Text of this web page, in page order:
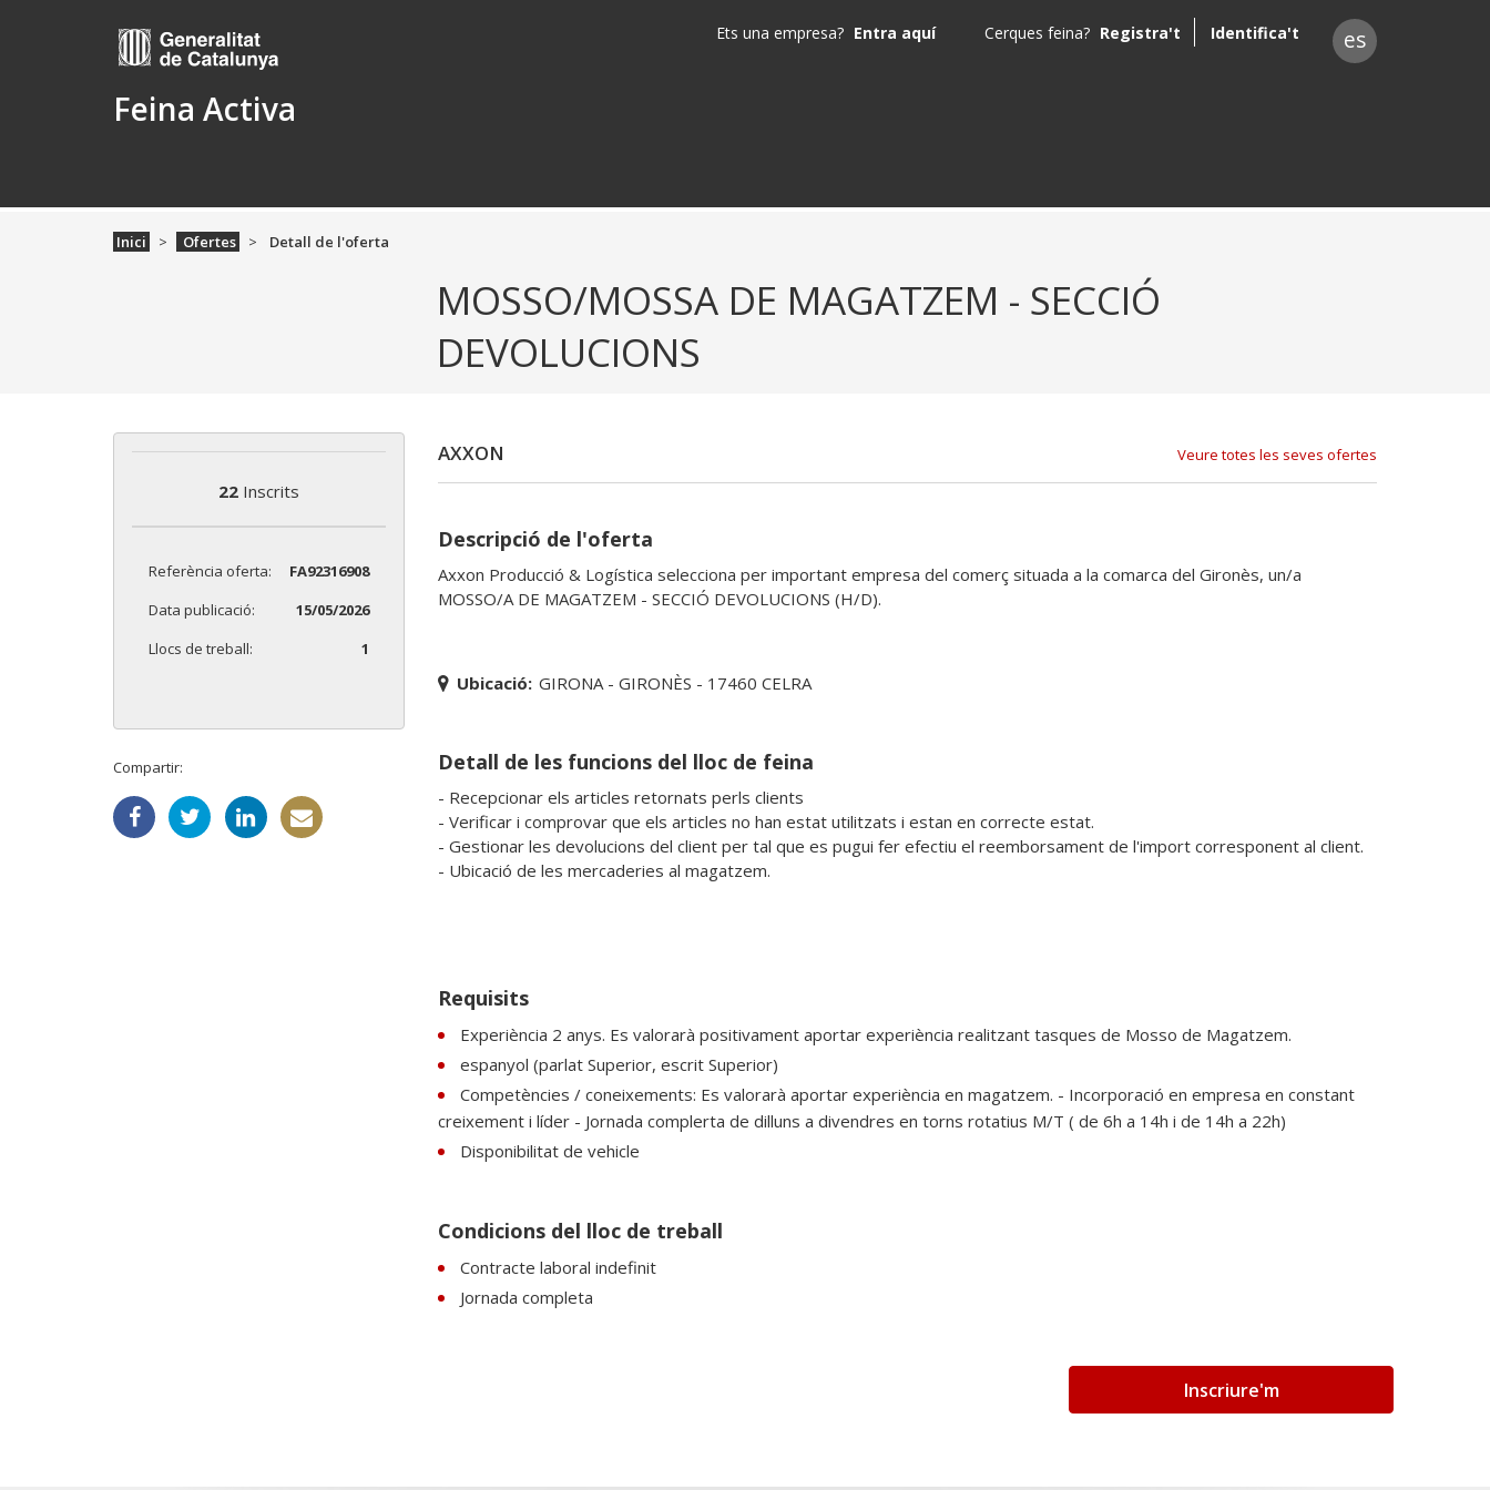
Feina Activa
Ets una empresa? Entra aquí Cerques feina? Registra't Identifica't es
Inici Ofertes Detall de l'oferta
MOSSO/MOSSA DE MAGATZEM - SECCIÓ
DEVOLUCIONS
22Inscrits
Referència oferta:
FA92316908
Data publicació:
15/05/2026
Llocs de treball:
1
Compartir:
AXXON Veure totes les seves ofertes
Descripció de l'oferta
Axxon Producció & Logística selecciona per important empresa del comerç situada a la comarca del Gironès, un/a
MOSSO/A DE MAGATZEM - SECCIÓ DEVOLUCIONS (H/D).
Ubicació: GIRONA - GIRONÈS - 17460 CELRA
Detall de les funcions del lloc de feina
- Recepcionar els articles retornats perls clients
- Verificar i comprovar que els articles no han estat utilitzats i estan en correcte estat.
- Gestionar les devolucions del client per tal que es pugui fer efectiu el reemborsament de l'import corresponent al client.
- Ubicació de les mercaderies al magatzem.
Requisits
Experiència 2 anys. Es valorarà positivament aportar experiència realitzant tasques de Mosso de Magatzem.
espanyol (parlat Superior, escrit Superior)
Competències / coneixements: Es valorarà aportar experiència en magatzem. - Incorporació en empresa en constant
creixement i líder - Jornada complerta de dilluns a divendres en torns rotatius M/T ( de 6h a 14h i de 14h a 22h)
Disponibilitat de vehicle
Condicions del lloc de treball
Contracte laboral indefinit
Jornada completa
Inscriure'm